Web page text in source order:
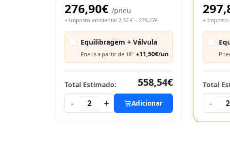
276,90€ /pneu
+ Imposto ambiental 2,37 € = 279,27€
Equilibragem + Válvula
Pneus a partir de 18" +11,50€/un
Total Estimado:
558,54€
-
2 + Adicionar
+ Imposto
Total
-
2